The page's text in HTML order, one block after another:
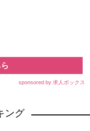
sponsored by 求人ボックス
ング